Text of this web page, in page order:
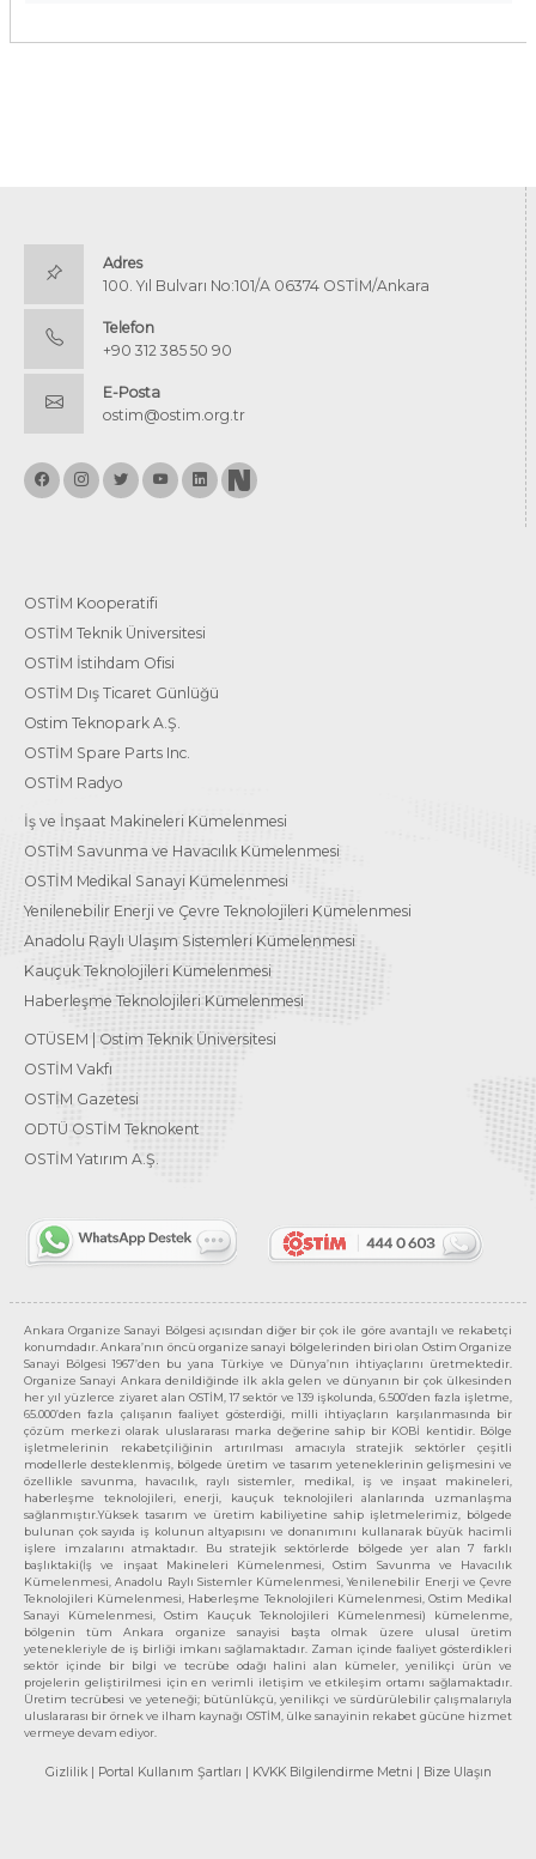
Adres
100. Yıl Bulvarı No:101/A 06374 OSTİM/Ankara
Telefon
+90 312 385 50 90
E-Posta
ostim@ostim.org.tr
OSTİM Kooperatifi
OSTİM Teknik Üniversitesi
OSTİM İstihdam Ofisi
OSTİM Dış Ticaret Günlüğü
Ostim Teknopark A.Ş.
OSTİM Spare Parts Inc.
OSTİM Radyo
İş ve İnşaat Makineleri Kümelenmesi
OSTİM Savunma ve Havacılık Kümelenmesi
OSTİM Medikal Sanayi Kümelenmesi
Yenilenebilir Enerji ve Çevre Teknolojileri Kümelenmesi
Anadolu Raylı Ulaşım Sistemleri Kümelenmesi
Kauçuk Teknolojileri Kümelenmesi
Haberleşme Teknolojileri Kümelenmesi
OTÜSEM | Ostim Teknik Üniversitesi
OSTİM Vakfı
OSTİM Gazetesi
ODTÜ OSTİM Teknokent
OSTİM Yatırım A.Ş.
Ankara Organize Sanayi Bölgesi açısından diğer bir çok ile göre avantajlı ve rekabetçi
konumdadır. Ankara’nın öncü organize sanayi bölgelerinden biri olan Ostim Organize
Sanayi Bölgesi 1967’den bu yana Türkiye ve Dünya’nın ihtiyaçlarını üretmektedir.
Organize Sanayi Ankara denildiğinde ilk akla gelen ve dünyanın bir çok ülkesinden
her yıl yüzlerce ziyaret alan OSTİM, 17 sektör ve 139 işkolunda, 6.500’den fazla işletme,
65.000’den fazla çalışanın faaliyet gösterdiği, milli ihtiyaçların karşılanmasında bir
çözüm merkezi olarak uluslararası marka değerine sahip bir KOBİ kentidir. Bölge
işletmelerinin rekabetçiliğinin artırılması amacıyla stratejik sektörler çeşitli
modellerle desteklenmiş, bölgede üretim ve tasarım yeteneklerinin gelişmesini ve
özellikle savunma, havacılık, raylı sistemler, medikal, iş ve inşaat makineleri,
haberleşme teknolojileri, enerji, kauçuk teknolojileri alanlarında uzmanlaşma
sağlanmıştır.Yüksek tasarım ve üretim kabiliyetine sahip işletmelerimiz, bölgede
bulunan çok sayıda iş kolunun altyapısını ve donanımını kullanarak büyük hacimli
işlere imzalarını atmaktadır. Bu stratejik sektörlerde bölgede yer alan 7 farklı
başlıktaki(İş ve inşaat Makineleri Kümelenmesi, Ostim Savunma ve Havacılık
Kümelenmesi, Anadolu Raylı Sistemler Kümelenmesi, Yenilenebilir Enerji ve Çevre
Teknolojileri Kümelenmesi, Haberleşme Teknolojileri Kümelenmesi, Ostim Medikal
Sanayi Kümelenmesi, Ostim Kauçuk Teknolojileri Kümelenmesi) kümelenme,
bölgenin tüm Ankara organize sanayisi başta olmak üzere ulusal üretim
yetenekleriyle de iş birliği imkanı sağlamaktadır. Zaman içinde faaliyet gösterdikleri
sektör içinde bir bilgi ve tecrübe odağı halini alan kümeler, yenilikçi ürün ve
projelerin geliştirilmesi için en verimli iletişim ve etkileşim ortamı sağlamaktadır.
Üretim tecrübesi ve yeteneği; bütünlükçü, yenilikçi ve sürdürülebilir çalışmalarıyla
uluslararası bir örnek ve ilham kaynağı OSTİM, ülke sanayinin rekabet gücüne hizmet
vermeye devam ediyor.
Gizlilik | Portal Kullanım Şartları | KVKK Bilgilendirme Metni | Bize Ulaşın